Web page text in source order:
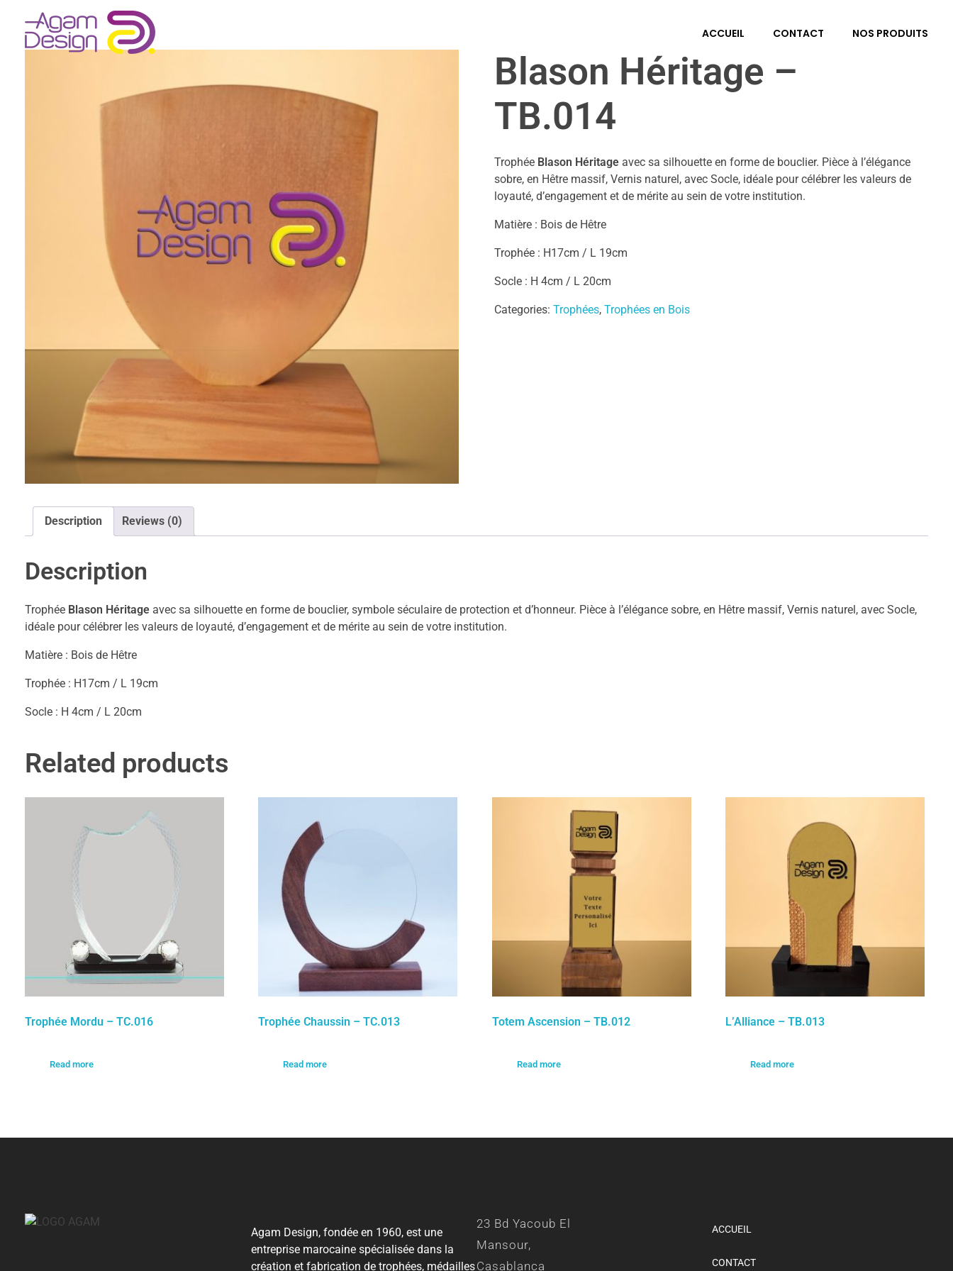
ACCUEIL CONTACT NOS PRODUITS
Blason Héritage –
TB.014
Trophée Blason Héritage avec sa silhouette en forme de bouclier. Pièce à l’élégance
sobre, en Hêtre massif, Vernis naturel, avec Socle, idéale pour célébrer les valeurs de
loyauté, d’engagement et de mérite au sein de votre institution.
Matière : Bois de Hêtre
Trophée : H17cm / L 19cm
Socle : H 4cm / L 20cm
Categories:Trophées,Trophées en Bois
Description Reviews (0)
Description
Trophée Blason Héritage avec sa silhouette en forme de bouclier, symbole séculaire de protection et d’honneur. Pièce à l’élégance sobre, en Hêtre massif, Vernis naturel, avec Socle,
idéale pour célébrer les valeurs de loyauté, d’engagement et de mérite au sein de votre institution.
Matière : Bois de Hêtre
Trophée : H17cm / L 19cm
Socle : H 4cm / L 20cm
Related products
Trophée Mordu – TC.016
Read more
Trophée Chaussin – TC.013
Read more
Totem Ascension – TB.012
Read more
L’Alliance – TB.013
Read more
Agam Design, fondée en 1960, est une
entreprise marocaine spécialisée dans la
création et fabrication de trophées, médailles
23 Bd Yacoub El
Mansour,
Casablanca
ACCUEIL
CONTACT